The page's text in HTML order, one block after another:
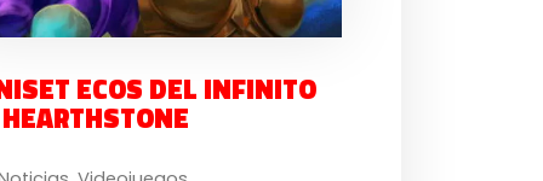
ECOS DEL INFINITO